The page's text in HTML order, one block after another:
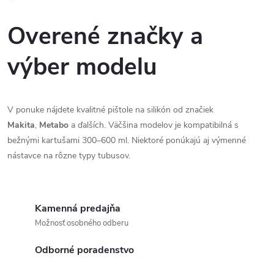
i
s
u
Overené značky a
výber modelu
V ponuke nájdete kvalitné pištole na silikón od značiek
Makita, Metabo a ďalších. Väčšina modelov je kompatibilná s
bežnými kartušami 300–600 ml. Niektoré ponúkajú aj výmenné
nástavce na rôzne typy tubusov.
Kamenná predajňa
Možnosť osobného odberu
Odborné poradenstvo